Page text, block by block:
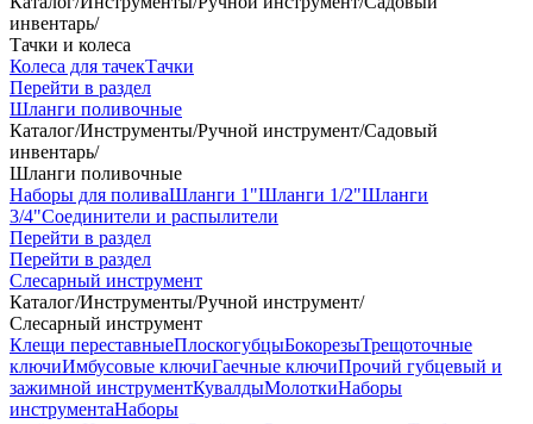
инвентарь/
Тачки и колеса
Колеса для тачекТачки
Перейти в раздел
Шланги поливочные
Каталог/Инструменты/Ручной инструмент/Садовый
инвентарь/
Шланги поливочные
Наборы для поливаШланги 1"Шланги 1/2"Шланги
3/4"Соединители и распылители
Перейти в раздел
Перейти в раздел
Слесарный инструмент
Каталог/Инструменты/Ручной инструмент/
Слесарный инструмент
Клещи переставныеПлоскогубцыБокорезыТрещоточные
ключиИмбусовые ключиГаечные ключиПрочий губцевый и
зажимной инструментКувалдыМолоткиНаборы
инструментаНаборы